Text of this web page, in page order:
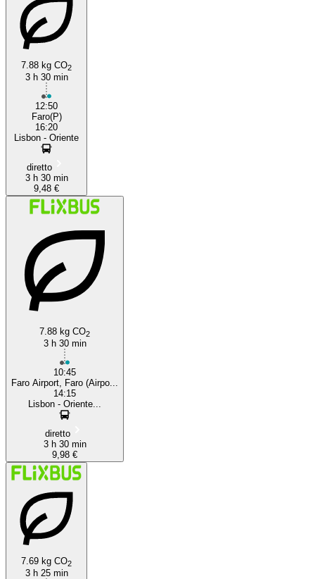
7.88 kg CO2
3 h 30 min
12:50
Faro(P)
16:20
Lisbon - Oriente
diretto
3 h 30 min
9,48 €
7.88 kg CO2
3 h 30 min
10:45
Faro Airport, Faro (Airpo...
14:15
Lisbon - Oriente...
diretto
3 h 30 min
9,98 €
7.69 kg CO2
3 h 25 min